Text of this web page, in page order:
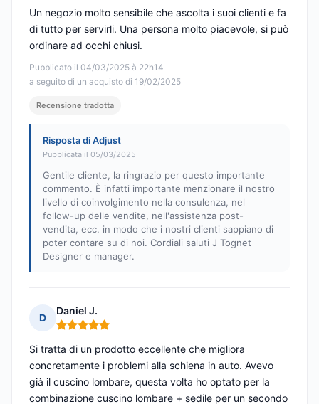
Pubblicato il 04/03/2025 à 22h14
a seguito di un acquisto di 19/02/2025
Un negozio molto sensibile che ascolta i suoi clienti e fa
di tutto per servirli. Una persona molto piacevole, si può
ordinare ad occhi chiusi.
Recensione tradotta
Risposta di Adjust
Pubblicata il 05/03/2025
Gentile cliente, la ringrazio per questo importante
commento. È infatti importante menzionare il nostro
livello di coinvolgimento nella consulenza, nel
follow-up delle vendite, nell'assistenza post-
vendita, ecc. in modo che i nostri clienti sappiano di
poter contare su di noi. Cordiali saluti J Tognet
Designer e manager.
D
Daniel J.
Nota: 5 su 5
Si tratta di un prodotto eccellente che migliora
concretamente i problemi alla schiena in auto. Avevo
già il cuscino lombare, questa volta ho optato per la
combinazione cuscino lombare + sedile per un secondo